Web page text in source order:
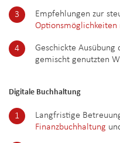
Empfehlungen zur
Optionsmöglichkeiten
Geschickte Ausübung
gemischt genutzten
Digitale Buchhaltung
Langfristige
Finanzbuchhaltung